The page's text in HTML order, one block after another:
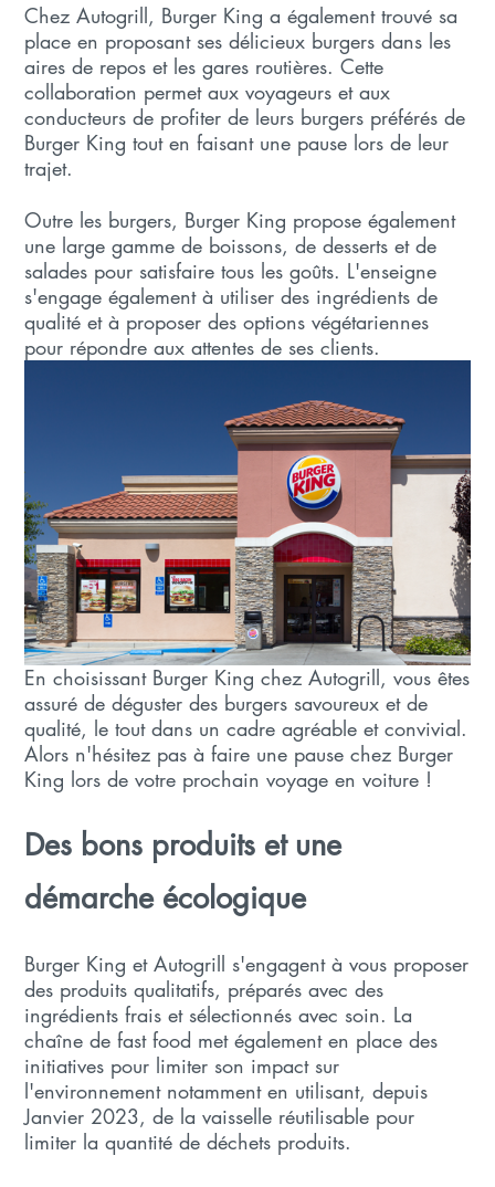
Chez Autogrill, Burger King a également trouvé sa
place en proposant ses délicieux burgers dans les
aires de repos et les gares routières. Cette
collaboration permet aux voyageurs et aux
conducteurs de profiter de leurs burgers préférés de
Burger King tout en faisant une pause lors de leur
trajet.
Outre les burgers, Burger King propose également
une large gamme de boissons, de desserts et de
salades pour satisfaire tous les goûts. L'enseigne
s'engage également à utiliser des ingrédients de
qualité et à proposer des options végétariennes
pour répondre aux attentes de ses clients.
En choisissant Burger King chez Autogrill, vous êtes
assuré de déguster des burgers savoureux et de
qualité, le tout dans un cadre agréable et convivial.
Alors n'hésitez pas à faire une pause chez Burger
King lors de votre prochain voyage en voiture !
Des bons produits et une
démarche écologique
Burger King et Autogrill s'engagent à vous proposer
des produits qualitatifs, préparés avec des
ingrédients frais et sélectionnés avec soin. La
chaîne de fast food met également en place des
initiatives pour limiter son impact sur
l'environnement notamment en utilisant, depuis
Janvier 2023, de la vaisselle réutilisable pour
limiter la quantité de déchets produits.